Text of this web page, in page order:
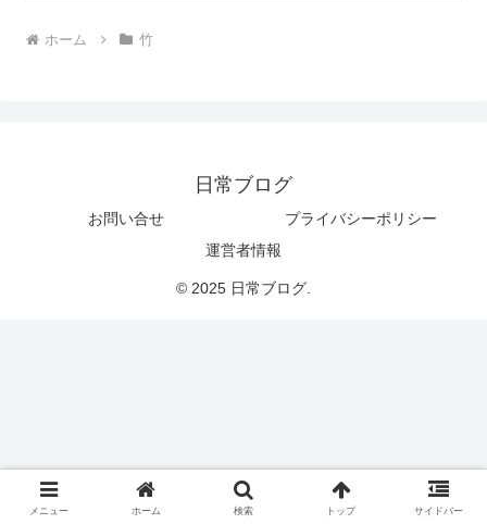
ホーム 竹
日常ブログ
お問い合せ
プライバシーポリシー
運営者情報
© 2025 日常ブログ.
メニュー ホーム 検索 トップ サイドバー